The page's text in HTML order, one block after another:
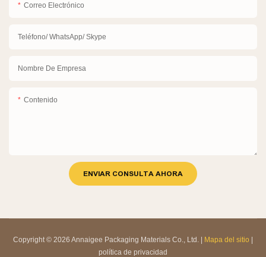
Correo Electrónico
Teléfono/ WhatsApp/ Skype
Nombre De Empresa
Contenido
ENVIAR CONSULTA AHORA
Copyright © 2026 Annaigee Packaging Materials Co., Ltd. | Mapa del sitio |
política de privacidad